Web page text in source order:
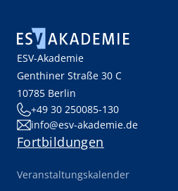
ESV-Akademie
Genthiner Straße 30 C
10785 Berlin
+49 30 250085-130
info@esv-akademie.de
Fortbildungen
Veranstaltungskalender